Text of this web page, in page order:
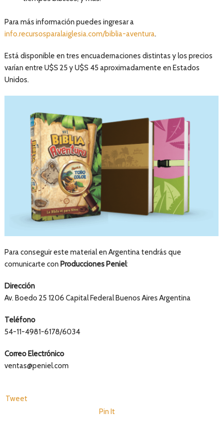
Para más información puedes ingresar a
info.recursosparalaiglesia.com/biblia-aventura.
Está disponible en tres encuadernaciones distintas y los precios
varían entre U$S 25 y U$S 45 aproximadamente en Estados
Unidos.
Para conseguir este material en Argentina tendrás que
comunicarte con Producciones Peniel:
Dirección
Av. Boedo 25 1206 Capital Federal Buenos Aires Argentina
Teléfono
54-11-4981-6178/6034
Correo Electrónico
ventas@peniel.com
Tweet
Pin It